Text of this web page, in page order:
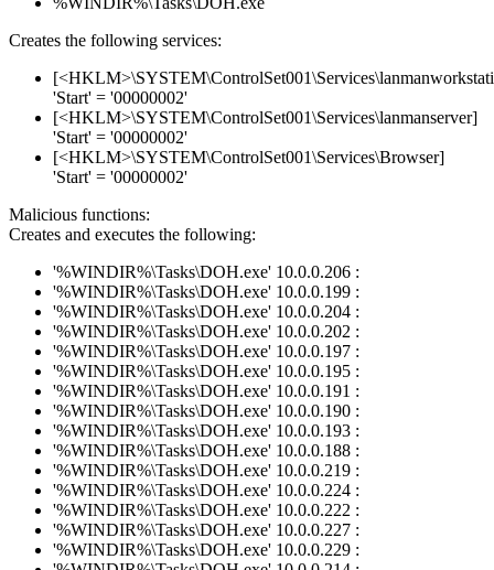
Creates the following services:
'Start' = '00000002'
[<HKLM>\SYSTEM\ControlSet001\Services\lanmanserver]
'Start' = '00000002'
[<HKLM>\SYSTEM\ControlSet001\Services\Browser]
'Start' = '00000002'
Malicious functions:
Creates and executes the following:
'%WINDIR%\Tasks\DOH.exe' 10.0.0.206 :
'%WINDIR%\Tasks\DOH.exe' 10.0.0.199 :
'%WINDIR%\Tasks\DOH.exe' 10.0.0.204 :
'%WINDIR%\Tasks\DOH.exe' 10.0.0.202 :
'%WINDIR%\Tasks\DOH.exe' 10.0.0.197 :
'%WINDIR%\Tasks\DOH.exe' 10.0.0.195 :
'%WINDIR%\Tasks\DOH.exe' 10.0.0.191 :
'%WINDIR%\Tasks\DOH.exe' 10.0.0.190 :
'%WINDIR%\Tasks\DOH.exe' 10.0.0.193 :
'%WINDIR%\Tasks\DOH.exe' 10.0.0.188 :
'%WINDIR%\Tasks\DOH.exe' 10.0.0.219 :
'%WINDIR%\Tasks\DOH.exe' 10.0.0.224 :
'%WINDIR%\Tasks\DOH.exe' 10.0.0.222 :
'%WINDIR%\Tasks\DOH.exe' 10.0.0.227 :
'%WINDIR%\Tasks\DOH.exe' 10.0.0.229 :